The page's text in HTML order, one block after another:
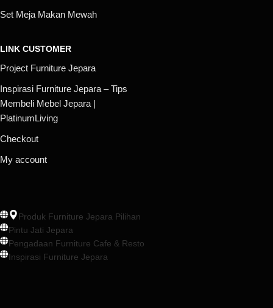
Set Meja Makan Mewah
LINK CUSTOMER
Project Furniture Jepara
Inspirasi Furniture Jepara – Tips
Membeli Mebel Jepara |
PlatinumLiving
Checkout
My account
Produk Furniture Jepara Pilihan
Pintu Jati Jepara
Pengadaan Furniture Cafe & Resto
Inspirasi Furniture Jepara